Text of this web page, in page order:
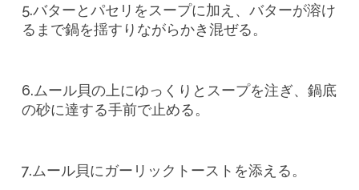
5.バターとパセリをスープに加え、バターが溶け
るまで鍋を揺すりながらかき混ぜる。
6.ムール貝の上にゆっくりとスープを注ぎ、鍋底
の砂に達する手前で止める。
7.ムール貝にガーリックトーストを添える。